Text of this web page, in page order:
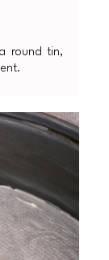
round tin,